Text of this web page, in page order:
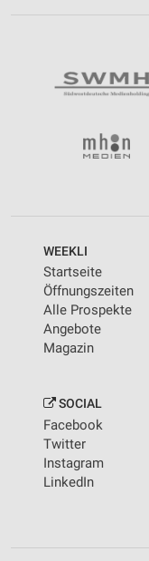
WEEKLI
Startseite
Öffnungszeiten
Alle Prospekte
Angebote
Magazin
SOCIAL
Facebook
Twitter
Instagram
LinkedIn